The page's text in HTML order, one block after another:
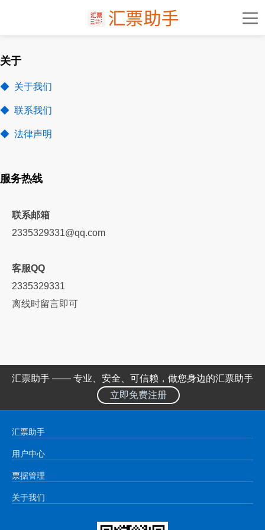
关于
◆ 关于我们
◆ 联系我们
◆ 法律声明
服务热线
联系邮箱
2335329331@qq.com
客服QQ
2335329331
离线时留言即可
汇票助手 —— 专业、安全、可信赖，做您身边的汇票助手
立即免费注册
汇票助手
用户中心
票据管理
关于我们